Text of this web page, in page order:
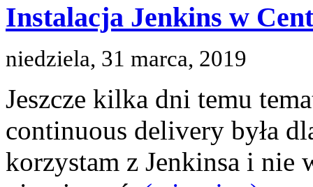
Instalacja Jenkins w
niedziela, 31 marca, 2019
Jeszcze kilka dni temu
continuous delivery była
korzystam z Jenkinsa i nie